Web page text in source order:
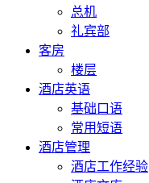
总机
礼宾部
客房
楼层
酒店英语
基础口语
常用短语
酒店管理
酒店工作经验